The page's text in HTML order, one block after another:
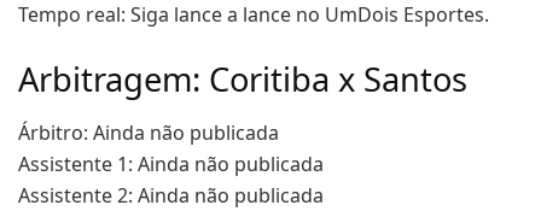
Tempo real: Siga lance a lance no UmDois Esportes.
Arbitragem: Coritiba x Santos
Árbitro: Ainda não publicada
Assistente 1: Ainda não publicada
Assistente 2: Ainda não publicada